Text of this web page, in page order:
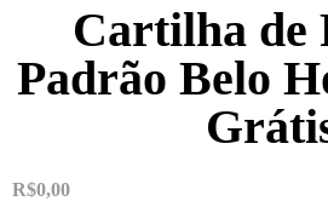
Cartilha de
Padrão Belo
R$0,00